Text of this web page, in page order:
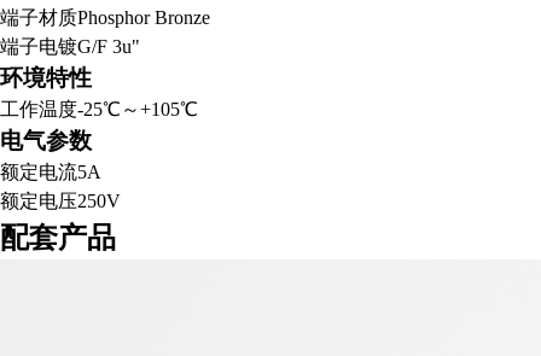
端子材质Phosphor Bronze
端子电镀G/F 3u"
环境特性
工作温度-25℃～+105℃
电气参数
额定电流5A
额定电压250V
配套产品